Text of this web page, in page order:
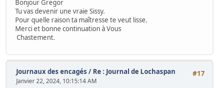
Bonjour Gregor
Tu vas devenir une vraie Sissy.
Pour quelle raison ta maîtresse te veut lisse.
Merci et bonne continuation à Vous
Chastement.
#17
Journaux des encagés / Re : Journal de Lochaspan
Janvier 22, 2024, 10:15:14 AM